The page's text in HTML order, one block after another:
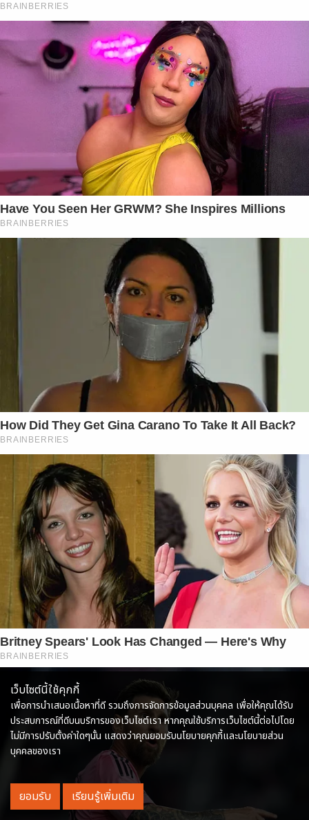
BRAINBERRIES
Have You Seen Her GRWM? She Inspires Millions
BRAINBERRIES
How Did They Get Gina Carano To Take It All Back?
BRAINBERRIES
Britney Spears' Look Has Changed — Here's Why
BRAINBERRIES
เว็บไซต์นี้ใช้คุกกี้
เพื่อการนำเสนอเนื้อหาที่ดี รวมถึงการจัดการข้อมูลส่วนบุคคล เพื่อให้คุณได้รับ
ประสบการณ์ที่ดีบนบริการของเว็บไซต์เรา หากคุณใช้บริการเว็บไซต์นี้ต่อไปโดย
ไม่มีการปรับตั้งค่าใดๆนั้น แสดงว่าคุณยอมรับนโยบายคุกกี้และนโยบายส่วน
บุคคลของเรา
ยอมรับ เรียนรู้เพิ่มเติม